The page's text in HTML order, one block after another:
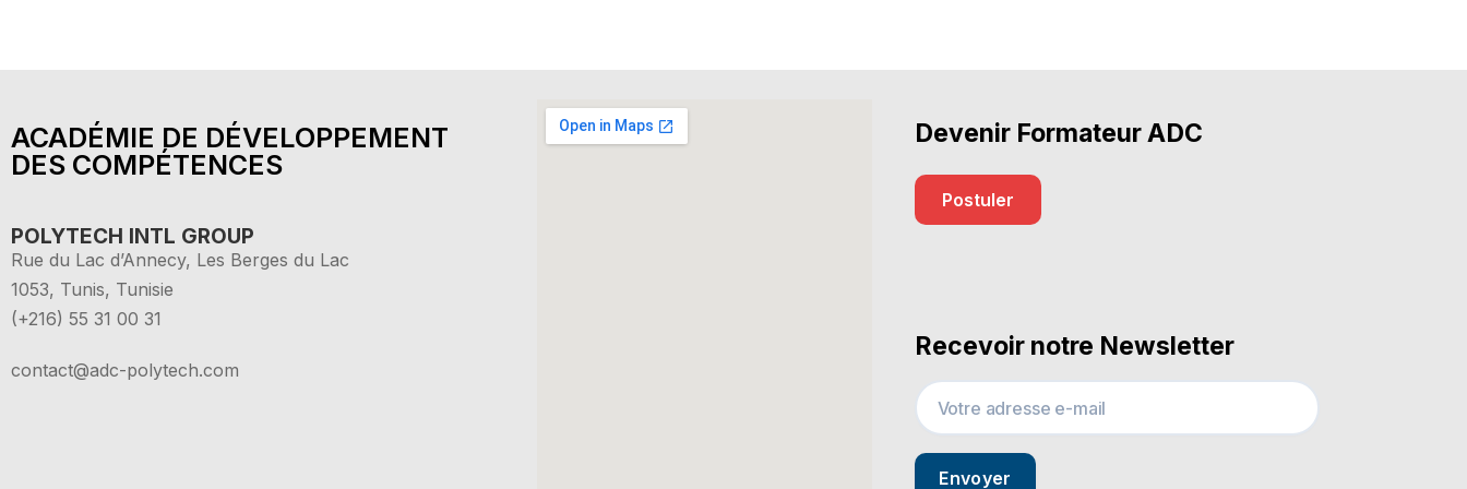
ACADÉMIE DE DÉVELOPPEMENT
DES COMPÉTENCES
POLYTECH INTL GROUP
Rue du Lac d’Annecy, Les Berges du Lac
1053, Tunis, Tunisie
(+216) 55 31 00 31
contact@adc-polytech.com
Devenir Formateur ADC
Postuler
Recevoir notre Newsletter
Envoyer